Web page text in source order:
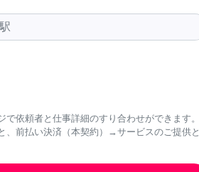
で依頼者と仕事詳細のすり合わせができます。
、前払い決済（本契約）→サービスのご提供と